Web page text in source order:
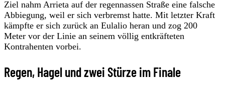
Ziel nahm Arrieta auf der regennassen Straße eine falsche
Abbiegung, weil er sich verbremst hatte. Mit letzter Kraft
kämpfte er sich zurück an Eulalio heran und zog 200
Meter vor der Linie an seinem völlig entkräfteten
Kontrahenten vorbei.
Regen, Hagel und zwei Stürze im Finale